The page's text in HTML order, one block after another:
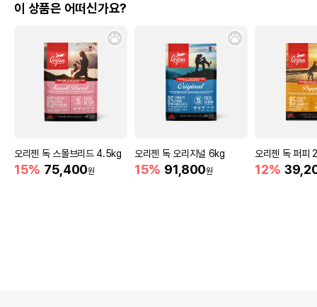
이 상품은 어떠신가요?
오리젠 독 스몰브리드 4.5kg
15% 75,400원
오리젠 독 오리지널 6kg
15% 91,800원
오리젠 독 퍼피
12%